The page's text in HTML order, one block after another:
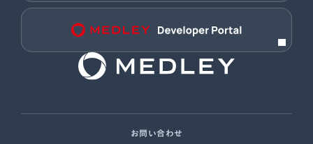
お問い合わせ